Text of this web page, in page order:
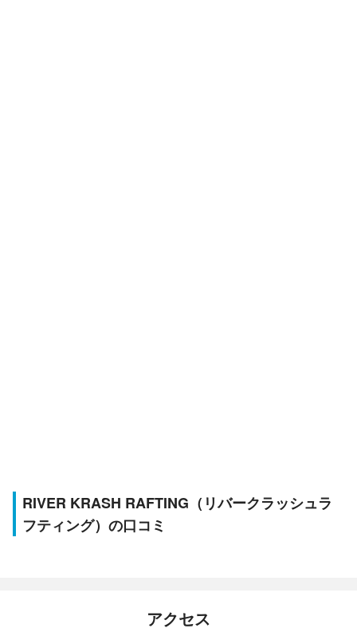
RIVER KRASH RAFTING（リバークラッシュラ
フティング）の口コミ
アクセス